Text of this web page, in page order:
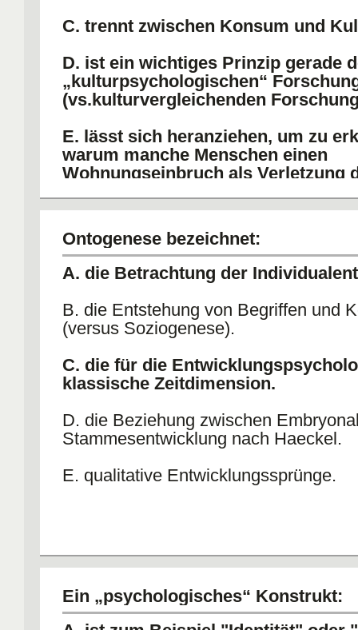
C. trennt zwischen Konsum und
D. ist ein wichtiges Prinzip gerade
„kulturpsychologischen“
(vs.kulturvergleichenden
E. lässt sich heranziehen, um zu
warum manche Menschen einen
Wohnungseinbruch als Verletzung
Ontogenese bezeichnet:
A. die Betrachtung der
B. die Entstehung von Begriffen und
(versus Soziogenese).
C. die für die
klassische Zeitdimension.
D. die Beziehung zwischen
Stammesentwicklung nach Haeckel.
E. qualitative Entwicklungssprünge.
Ein „psychologisches“ Konstrukt: